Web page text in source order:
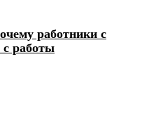
работники с
с работы